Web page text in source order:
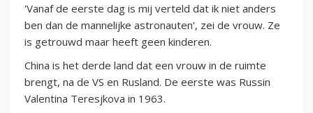
'Vanaf de eerste dag is mij verteld dat ik niet anders
ben dan de mannelijke astronauten', zei de vrouw. Ze
is getrouwd maar heeft geen kinderen.
China is het derde land dat een vrouw in de ruimte
brengt, na de VS en Rusland. De eerste was Russin
Valentina Teresjkova in 1963.